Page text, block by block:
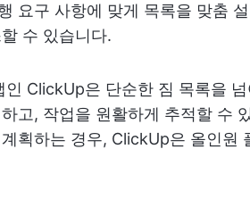
요구 사항에 맞게 목록을 맞춤
수 있습니다.
ClickUp은 단순한 짐 목록을
고, 작업을 원활하게 추적할 수
획하는 경우, ClickUp은 올인원